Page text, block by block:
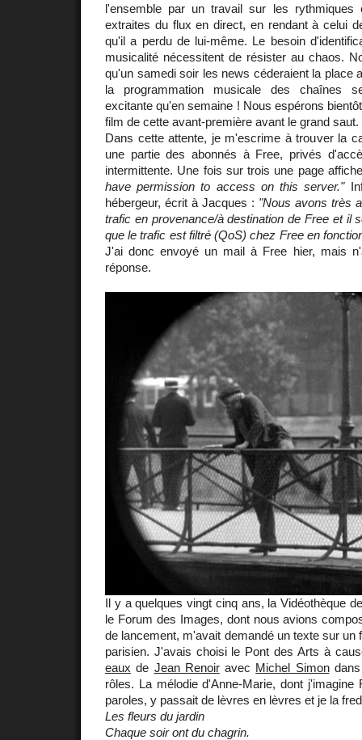
l'ensemble par un travail sur les rythmiques
extraites du flux en direct, en rendant à celui
qu'il a perdu de lui-même. Le besoin
musicalité nécessitent de résister au chaos.
qu'un samedi soir les news céderaient la place
la programmation musicale des chaînes
excitante qu'en semaine ! Nous espérons
film de cette avant-première avant le grand saut.
Dans cette attente, je m'escrime à trouver la
une partie des abonnés à Free, privés
intermittente. Une fois sur trois une page
have permission to access on this server."
hébergeur, écrit à Jacques : "Nous avons très
trafic en provenance/à destination de Free et il
que le trafic est filtré (QoS) chez Free en
J'ai donc envoyé un mail à Free hier, mais
réponse.
Il y a quelques vingt cinq ans, la Vidéothèque
le Forum des Images, dont nous avions
de lancement, m'avait demandé un texte sur un
parisien. J'avais choisi le Pont des Arts à
eaux de Jean Renoiravec Michel Simondans
rôles. La mélodie d'Anne-Marie, dont j'imagine
paroles, y passait de lèvres en lèvres et je la
Les fleurs du jardin
Chaque soir ont du chagrin.